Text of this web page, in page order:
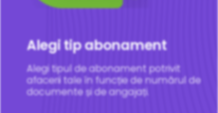
Alegi tip abonament
Alegi tipul de abonament potrivit
afacerii tale în funcție de numărul de
documente și de angajați.